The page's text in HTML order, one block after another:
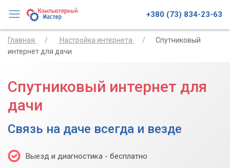
+380 (73) 834-23-63
Главная Настройка интернета
Спутниковый
интернет для дачи
Спутниковый интернет для
дачи
Связь на даче всегда и везде
Выезд и диагностика - бесплатно